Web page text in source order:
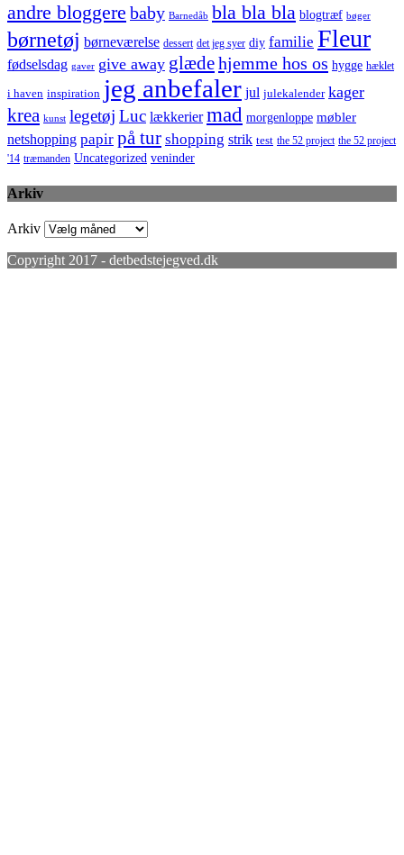
andre bloggere baby Barnedåb bla bla bla blogtræf bøger
børnetøj børneværelse dessert det jeg syer diy familie Fleur
fødselsdag gaver give away glædehjemme hos os hygge hæklet
i haven inspiration jeg anbefaler jul julekalender kager
krea kunst legetøj Luc lækkerier mad morgenloppe møbler
netshopping papir på tur shopping strik test the 52 project the 52 project
'14 træmanden Uncategorized veninder
Arkiv
Arkiv
Copyright 2017 - detbedstejegved.dk